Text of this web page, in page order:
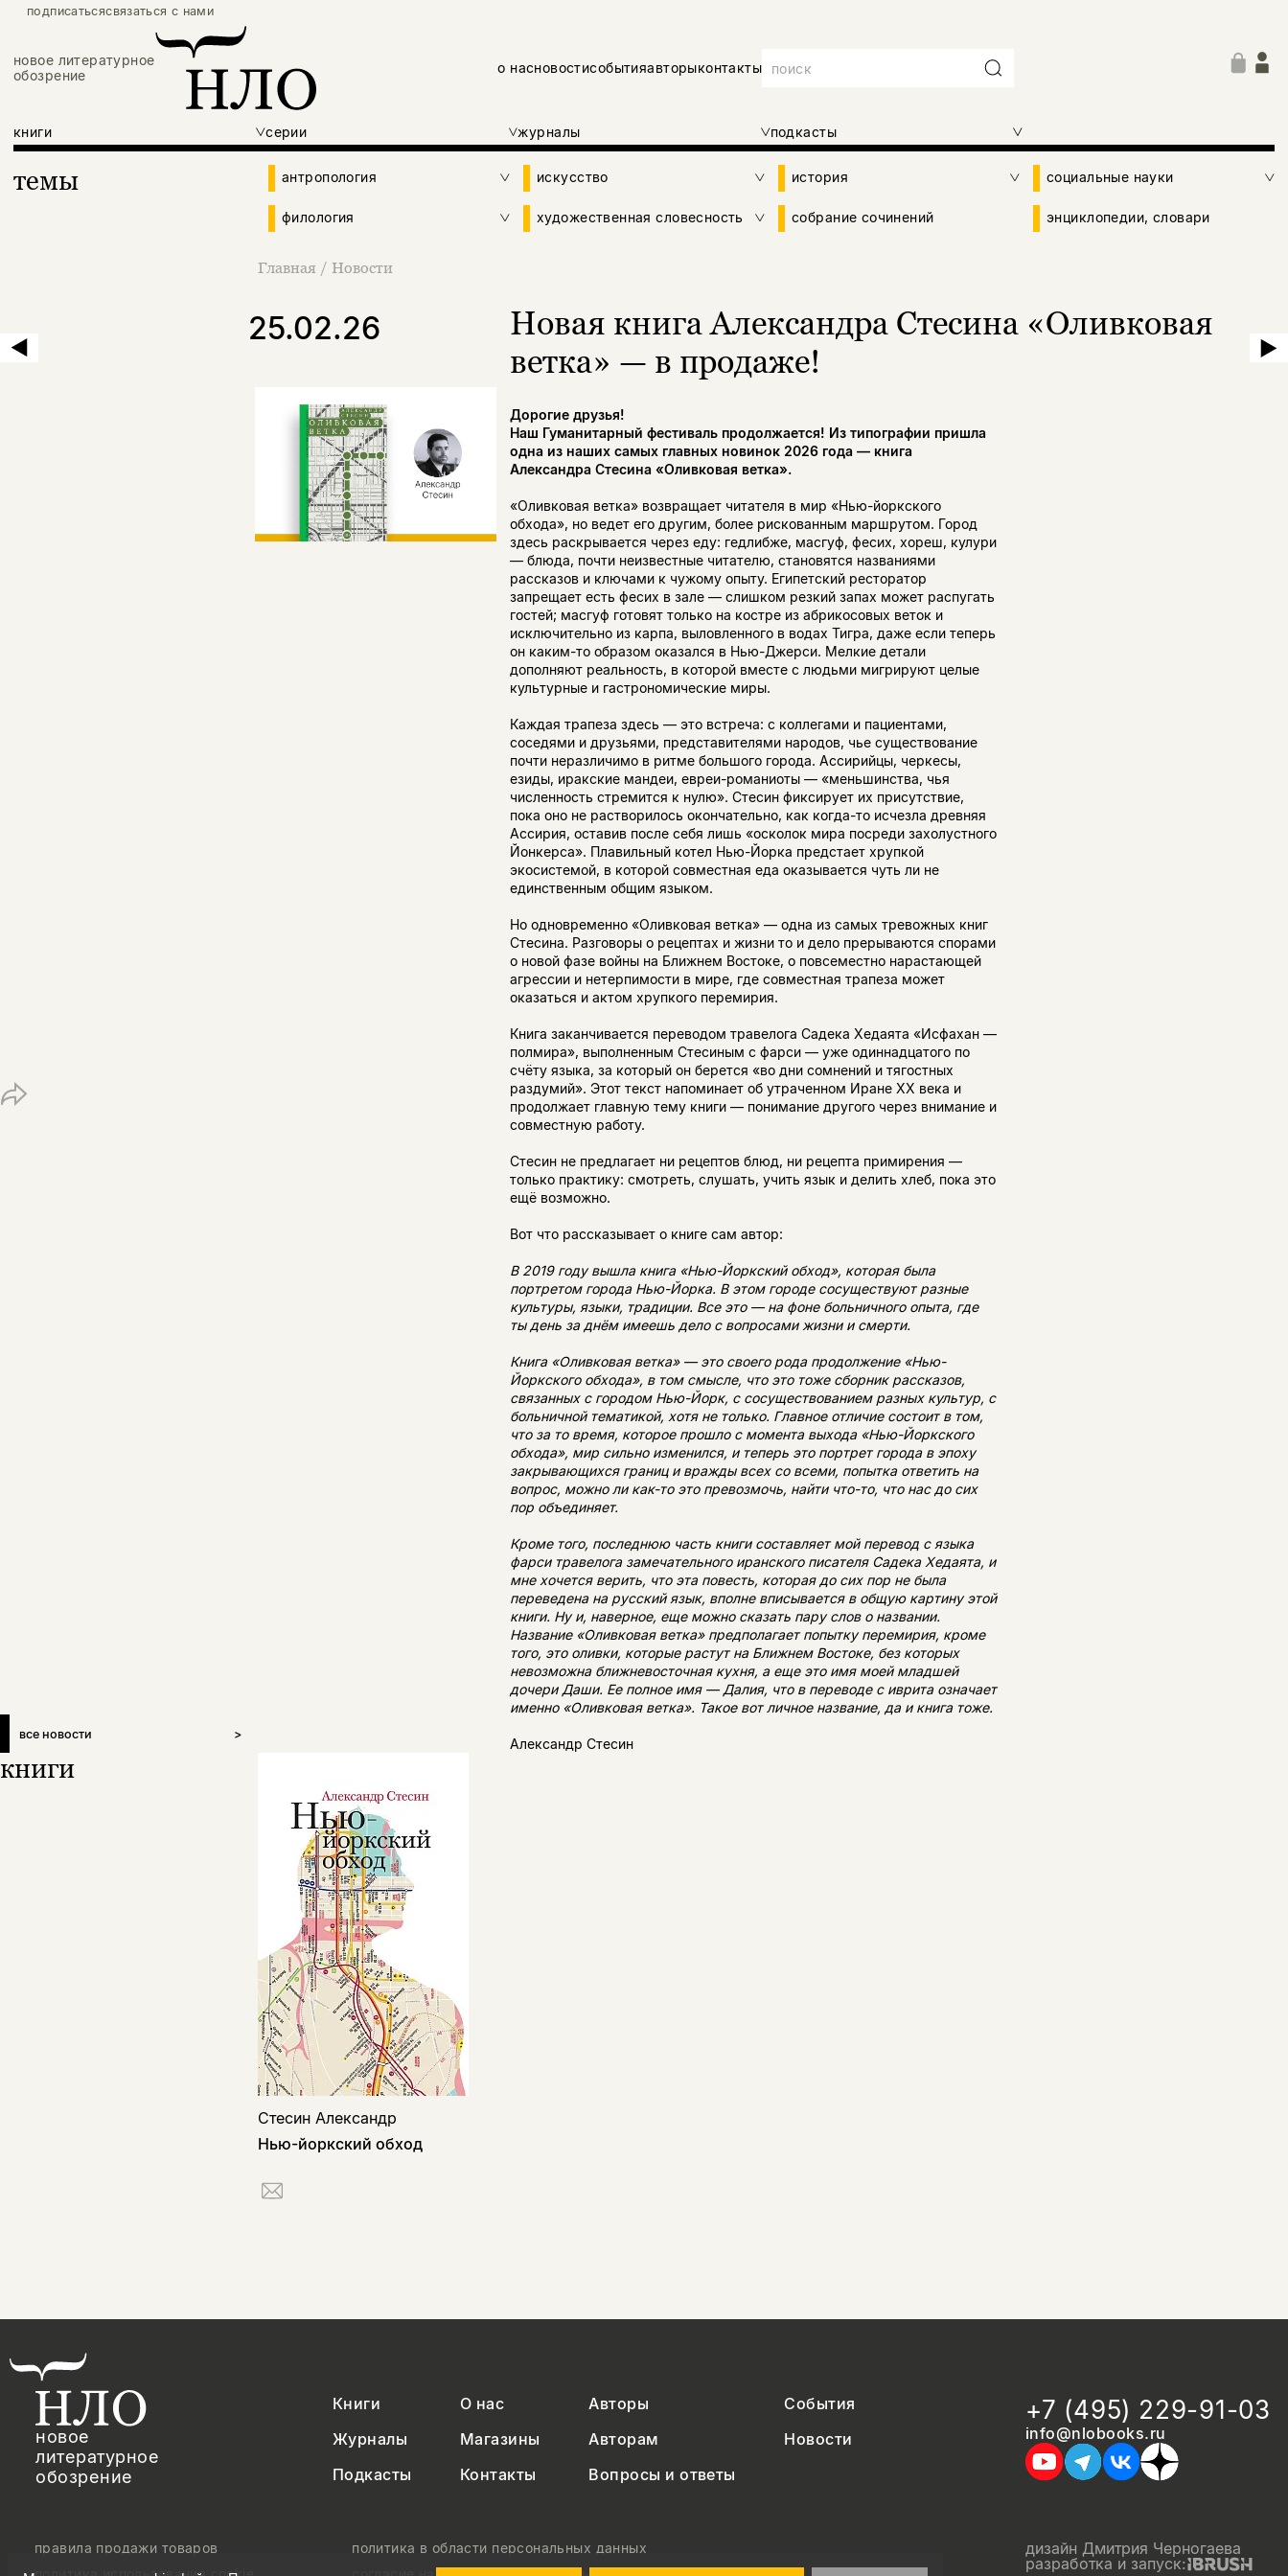
подписатьсясвязаться с нами
новое литературное
обозрение
о насновостисобытияавторыконтакты
книги серии журналы подкасты
темы антропология искусство история социальные науки
филология художественная словесность собрание сочинений энциклопедии, словари
Главная / Новости
25.02.26
Новая книга Александра Стесина «Оливковая
ветка» — в продаже!
все новости >
Дорогие друзья!
Наш Гуманитарный фестиваль продолжается! Из типографии пришла
одна из наших самых главных новинок 2026 года — книга
Александра Стесина «Оливковая ветка».
«Оливковая ветка» возвращает читателя в мир «Нью-йоркского
обхода», но ведет его другим, более рискованным маршрутом. Город
здесь раскрывается через еду: гедлибже, масгуф, фесих, хореш, кулури
— блюда, почти неизвестные читателю, становятся названиями
рассказов и ключами к чужому опыту. Египетский ресторатор
запрещает есть фесих в зале — слишком резкий запах может распугать
гостей; масгуф готовят только на костре из абрикосовых веток и
исключительно из карпа, выловленного в водах Тигра, даже если теперь
он каким-то образом оказался в Нью-Джерси. Мелкие детали
дополняют реальность, в которой вместе с людьми мигрируют целые
культурные и гастрономические миры.
Каждая трапеза здесь — это встреча: с коллегами и пациентами,
соседями и друзьями, представителями народов, чье существование
почти неразличимо в ритме большого города. Ассирийцы, черкесы,
езиды, иракские мандеи, евреи-романиоты — «меньшинства, чья
численность стремится к нулю». Стесин фиксирует их присутствие,
пока оно не растворилось окончательно, как когда-то исчезла древняя
Ассирия, оставив после себя лишь «осколок мира посреди захолустного
Йонкерса». Плавильный котел Нью-Йорка предстает хрупкой
экосистемой, в которой совместная еда оказывается чуть ли не
единственным общим языком.
Но одновременно «Оливковая ветка» — одна из самых тревожных книг
Стесина. Разговоры о рецептах и жизни то и дело прерываются спорами
о новой фазе войны на Ближнем Востоке, о повсеместно нарастающей
агрессии и нетерпимости в мире, где совместная трапеза может
оказаться и актом хрупкого перемирия.
Книга заканчивается переводом травелога Садека Хедаята «Исфахан —
полмира», выполненным Стесиным с фарси — уже одиннадцатого по
счёту языка, за который он берется «во дни сомнений и тягостных
раздумий». Этот текст напоминает об утраченном Иране XX века и
продолжает главную тему книги — понимание другого через внимание и
совместную работу.
Стесин не предлагает ни рецептов блюд, ни рецепта примирения —
только практику: смотреть, слушать, учить язык и делить хлеб, пока это
ещё возможно.
Вот что рассказывает о книге сам автор:
В 2019 году вышла книга «Нью-Йоркский обход», которая была
портретом города Нью-Йорка. В этом городе сосуществуют разные
культуры, языки, традиции. Все это — на фоне больничного опыта, где
ты день за днём имеешь дело с вопросами жизни и смерти.
Книга «Оливковая ветка» — это своего рода продолжение «Нью-
Йоркского обхода», в том смысле, что это тоже сборник рассказов,
связанных с городом Нью-Йорк, с сосуществованием разных культур, с
больничной тематикой, хотя не только. Главное отличие состоит в том,
что за то время, которое прошло с момента выхода «Нью-Йоркского
обхода», мир сильно изменился, и теперь это портрет города в эпоху
закрывающихся границ и вражды всех со всеми, попытка ответить на
вопрос, можно ли как-то это превозмочь, найти что-то, что нас до сих
пор объединяет.
Кроме того, последнюю часть книги составляет мой перевод с языка
фарси травелога замечательного иранского писателя Садека Хедаята, и
мне хочется верить, что эта повесть, которая до сих пор не была
переведена на русский язык, вполне вписывается в общую картину этой
книги. Ну и, наверное, еще можно сказать пару слов о названии.
Название «Оливковая ветка» предполагает попытку перемирия, кроме
того, это оливки, которые растут на Ближнем Востоке, без которых
невозможна ближневосточная кухня, а еще это имя моей младшей
дочери Даши. Ее полное имя — Далия, что в переводе с иврита означает
именно «Оливковая ветка». Такое вот личное название, да и книга тоже.
Александр Стесин
книги
Стесин Александр
Нью-йоркский обход
новое
литературное
обозрение
Книги О нас Авторы
События
Журналы
Магазины Авторам
Новости
Подкасты
Контакты Вопросы и ответы
+7 (495) 229-91-03
info@nlobooks.ru
правила продажи товаров
политика в области персональных данных
дизайн Дмитрия Черногаева
разработка и запуск: